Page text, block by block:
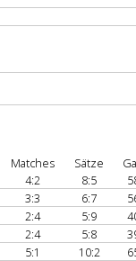
Matches Sätze
4:2 8:5
3:3 6:7
2:4 5:9
2:4 5:8
5:1 10:2